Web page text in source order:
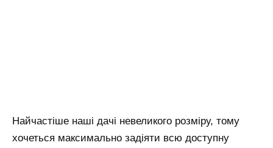
Найчастіше наші дачі невеликого розміру, тому
хочеться максимально задіяти всю доступну